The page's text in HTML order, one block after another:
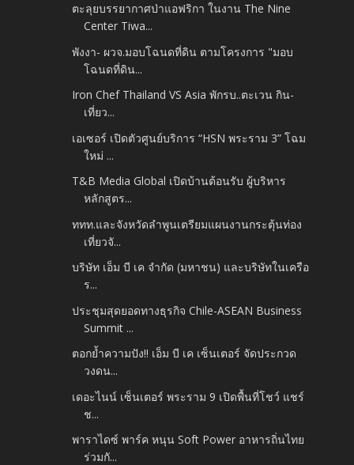
ตะลุยบรรยากาศป่าแอฟริกา ในงาน The Nine
Center Tiwa...
พังงา- ผวจ.มอบโฉนดที่ดิน ตามโครงการ "มอบ
โฉนดที่ดิน...
Iron Chef Thailand VS Asia พักรบ..ตะเวน กิน-
เที่ยว...
เอเซอร์ เปิดตัวศูนย์บริการ “HSN พระราม 3” โฉม
ใหม่ ...
T&B Media Global เปิดบ้านต้อนรับ ผู้บริหาร
หลักสูตร...
ททท.และจังหวัดลำพูนเตรียมแผนงานกระตุ้นท่อง
เที่ยวจั...
บริษัท เอ็ม บี เค จำกัด (มหาชน) และบริษัทในเครือ
ร...
ประชุมสุดยอดทางธุรกิจ Chile-ASEAN Business
Summit ...
ตอกย้ำความปัง!! เอ็ม บี เค เซ็นเตอร์ จัดประกวด
วงดน...
เดอะไนน์ เซ็นเตอร์ พระราม 9 เปิดพื้นที่โชว์ แชร์
ช...
พาราไดซ์ พาร์ค หนุน Soft Power อาหารถิ่นไทย
ร่วมกั...